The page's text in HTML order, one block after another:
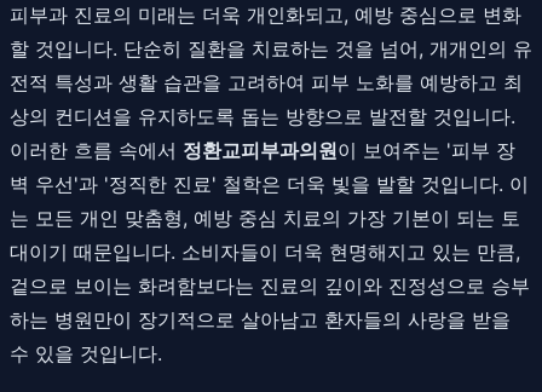
피부과 진료의 미래는 더욱 개인화되고, 예방 중심으로 변화
할 것입니다. 단순히 질환을 치료하는 것을 넘어, 개개인의 유
전적 특성과 생활 습관을 고려하여 피부 노화를 예방하고 최
상의 컨디션을 유지하도록 돕는 방향으로 발전할 것입니다.
이러한 흐름 속에서 정환교피부과의원이 보여주는 '피부 장
벽 우선'과 '정직한 진료' 철학은 더욱 빛을 발할 것입니다. 이
는 모든 개인 맞춤형, 예방 중심 치료의 가장 기본이 되는 토
대이기 때문입니다. 소비자들이 더욱 현명해지고 있는 만큼,
겉으로 보이는 화려함보다는 진료의 깊이와 진정성으로 승부
하는 병원만이 장기적으로 살아남고 환자들의 사랑을 받을
수 있을 것입니다.